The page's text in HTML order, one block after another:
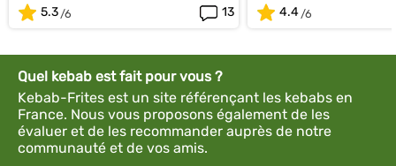
5.3
13
4.4
Quel kebab est fait pour vous ?
Kebab-Frites est un site référençant les kebabs en
France. Nous vous proposons également de les
évaluer et de les recommander auprès de notre
communauté et de vos amis.